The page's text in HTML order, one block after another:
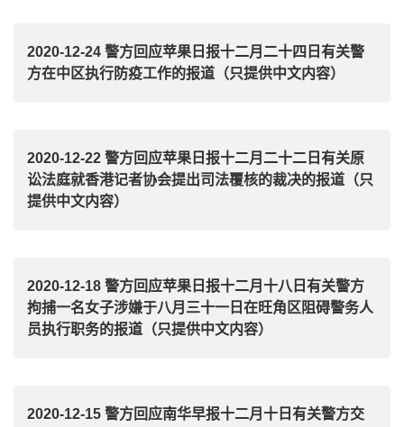
2020-12-24 警方回应苹果日报十二月二十四日有关警
方在中区执行防疫工作的报道（只提供中文内容）
2020-12-22 警方回应苹果日报十二月二十二日有关原
讼法庭就香港记者协会提出司法覆核的裁决的报道（只
提供中文内容）
2020-12-18 警方回应苹果日报十二月十八日有关警方
拘捕一名女子涉嫌于八月三十一日在旺角区阻碍警务人
员执行职务的报道（只提供中文内容）
2020-12-15 警方回应南华早报十二月十日有关警方交